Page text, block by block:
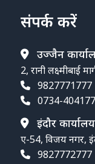
संपर्क करें
उज्जैन
2, रानी लक्ष्मीबाई
9827771777
0734-
इंदौर कार्यालय
ए-54, विजय नगर,
9827772777